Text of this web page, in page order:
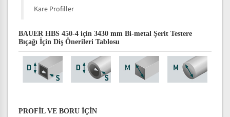
Kare Profiller
BAUER HBS 450-4 için 3430 mm Bi-metal Şerit Testere
Bıçağı İçin Diş Önerileri Tablosu
PROFİL VE BORU İÇİN